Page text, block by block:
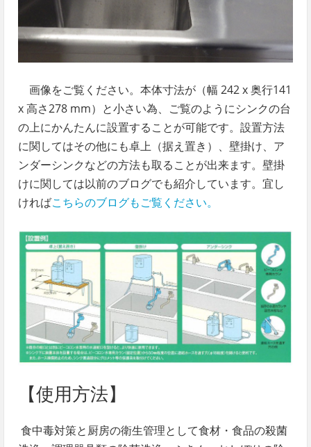
画像をご覧ください。本体寸法が（幅 242 x 奥行141
x 高さ278 mm）と小さい為、ご覧のようにシンクの台
の上にかんたんに設置することが可能です。設置方法
に関してはその他にも卓上（据え置き）、壁掛け、ア
ンダーシンクなどの方法も取ることが出来ます。壁掛
けに関しては以前のブログでも紹介しています。宜し
ければこちらのブログもご覧ください。
【使用方法】
食中毒対策と厨房の衛生管理として食材・食品の殺菌